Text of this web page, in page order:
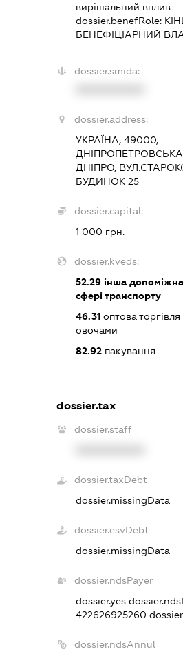
вирішальний вплив
dossier.benefRole:
БЕНЕФІЦІАРНИЙ
dossier.smida:
dossier.address:
УКРАЇНА, 49000,
ДНІПРО,
БУДИНОК 25
dossier.capital:
1 000 грн.
dossier.kveds:
52.29 інша допоміжна
сфері транспорту
46.31 оптова
овочами
82.92 пакування
dossier.tax
dossier.staff
dossier.taxDebt
dossier.missingData
dossier.esvDebt
dossier.missingData
dossier.ndsPayer
dossier.yes
422626925260
dossier.ndsAnnul